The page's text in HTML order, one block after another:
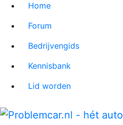
Home
Forum
Bedrijvengids
Kennisbank
Lid worden